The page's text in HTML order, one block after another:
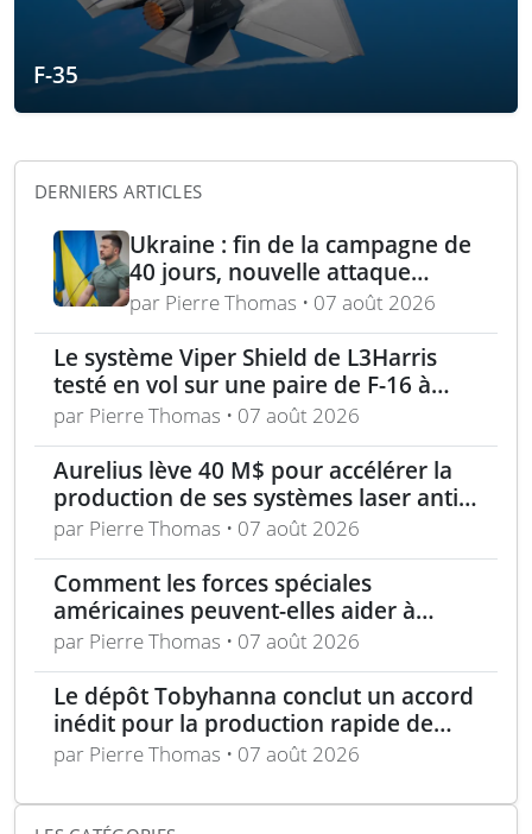
F-35
DERNIERS ARTICLES
Ukraine : fin de la campagne de
40 jours, nouvelle attaque
contre Wildberries et
élimination d’un général russe à
Moscou
par Pierre Thomas • 07 août 2026
Le système Viper Shield de L3Harris
testé en vol sur une paire de F-16 à
Edwards AFB
par Pierre Thomas • 07 août 2026
Aurelius lève 40 M$ pour accélérer la
production de ses systèmes laser anti-
drones
par Pierre Thomas • 07 août 2026
Comment les forces spéciales
américaines peuvent-elles aider à
repousser la Chine à Taïwan ?
par Pierre Thomas • 07 août 2026
Le dépôt Tobyhanna conclut un accord
inédit pour la production rapide de
composants de sUAS
par Pierre Thomas • 07 août 2026